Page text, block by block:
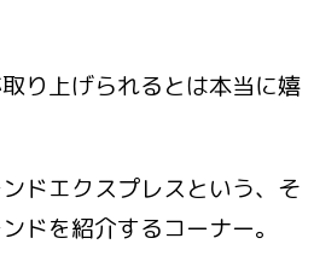
り上げられるとは本当に嬉
ドエクスプレスという、そ
ドを紹介するコーナー。